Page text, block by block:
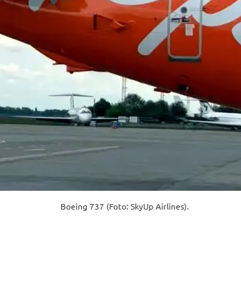
Boeing 737 (Foto: SkyUp Airlines).